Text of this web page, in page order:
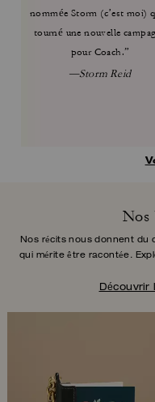
nommée Storm (c’est moi)
tourné une nouvelle
pour Coach.”
—Storm Reid
Nos
Nos récits nous donnent du
qui mérite être racontée.
Découvrir